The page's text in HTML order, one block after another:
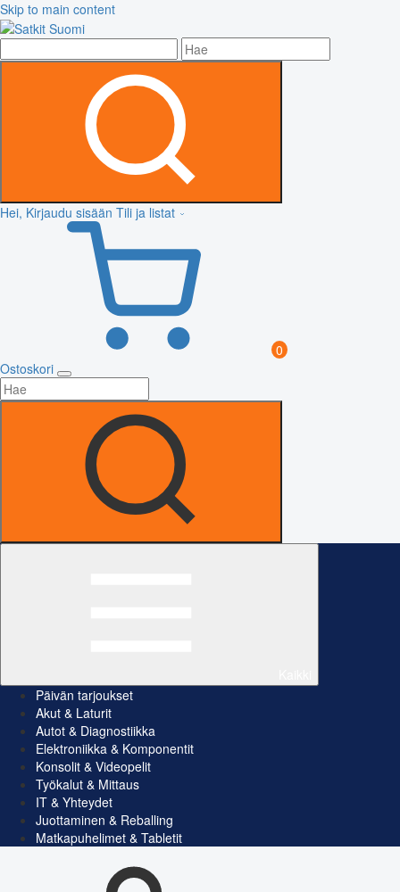
Skip to main content
Hei, Kirjaudu sisään Tili ja listat
0
Ostoskori
Päivän tarjoukset
Akut & Laturit
Autot & Diagnostiikka
Elektroniikka & Komponentit
Konsolit & Videopelit
Työkalut & Mittaus
IT & Yhteydet
Juottaminen & Reballing
Matkapuhelimet & Tabletit